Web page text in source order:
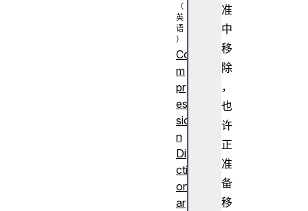
准
中
移
除
，
也
许
正
准
备
移
Co
m
pr
es
sio
n
Di
cti
on
ar